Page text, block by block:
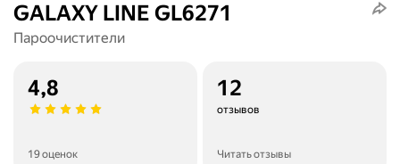
GALAXY LINE GL6271
Пароочистители
4,8
19 оценок
12
отзывов
Читать отзывы